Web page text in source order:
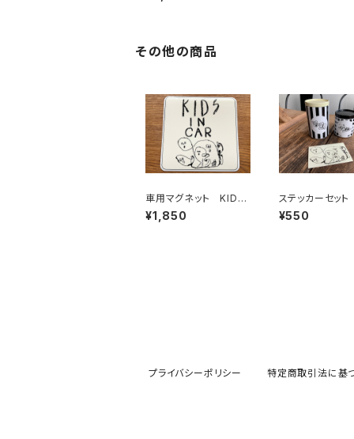
その他の商品
車用マグネット KIDS
IN CAR
¥1,850
ステッカーセット
¥550
プライバシーポリシー 特定商取引法に基